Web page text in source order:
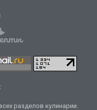
разделов кулинарии.